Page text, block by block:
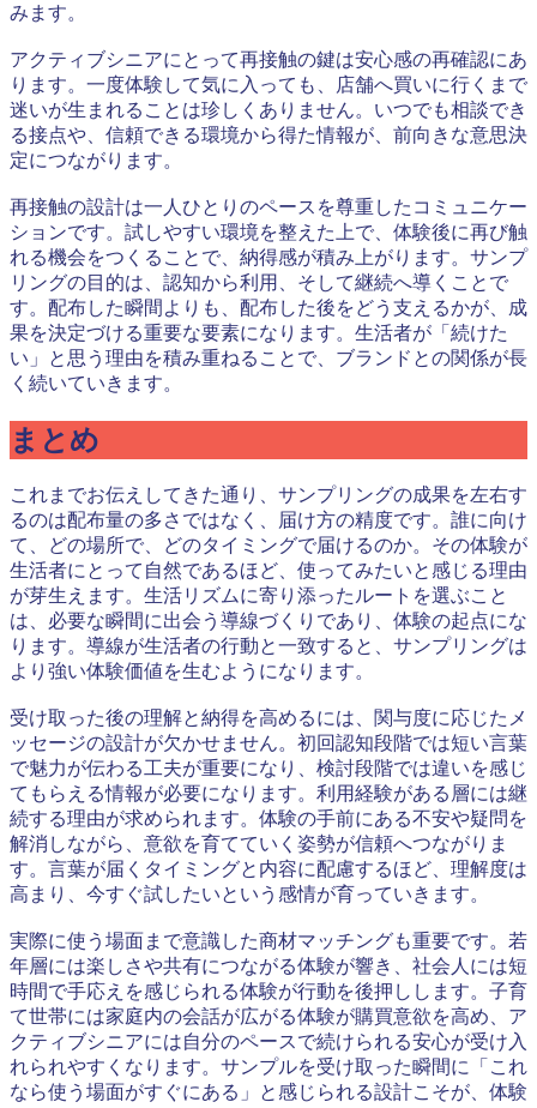
みます。
アクティブシニアにとって再接触の鍵は安心感の再確認にあ
ります。一度体験して気に入っても、店舗へ買いに行くまで
迷いが生まれることは珍しくありません。いつでも相談でき
る接点や、信頼できる環境から得た情報が、前向きな意思決
定につながります。
再接触の設計は一人ひとりのペースを尊重したコミュニケー
ションです。試しやすい環境を整えた上で、体験後に再び触
れる機会をつくることで、納得感が積み上がります。サンプ
リングの目的は、認知から利用、そして継続へ導くことで
す。配布した瞬間よりも、配布した後をどう支えるかが、成
果を決定づける重要な要素になります。生活者が「続けた
い」と思う理由を積み重ねることで、ブランドとの関係が長
く続いていきます。
まとめ
これまでお伝えしてきた通り、サンプリングの成果を左右す
るのは配布量の多さではなく、届け方の精度です。誰に向け
て、どの場所で、どのタイミングで届けるのか。その体験が
生活者にとって自然であるほど、使ってみたいと感じる理由
が芽生えます。生活リズムに寄り添ったルートを選ぶこと
は、必要な瞬間に出会う導線づくりであり、体験の起点にな
ります。導線が生活者の行動と一致すると、サンプリングは
より強い体験価値を生むようになります。
受け取った後の理解と納得を高めるには、関与度に応じたメ
ッセージの設計が欠かせません。初回認知段階では短い言葉
で魅力が伝わる工夫が重要になり、検討段階では違いを感じ
てもらえる情報が必要になります。利用経験がある層には継
続する理由が求められます。体験の手前にある不安や疑問を
解消しながら、意欲を育てていく姿勢が信頼へつながりま
す。言葉が届くタイミングと内容に配慮するほど、理解度は
高まり、今すぐ試したいという感情が育っていきます。
実際に使う場面まで意識した商材マッチングも重要です。若
年層には楽しさや共有につながる体験が響き、社会人には短
時間で手応えを感じられる体験が行動を後押しします。子育
て世帯には家庭内の会話が広がる体験が購買意欲を高め、ア
クティブシニアには自分のペースで続けられる安心が受け入
れられやすくなります。サンプルを受け取った瞬間に「これ
なら使う場面がすぐにある」と感じられる設計こそが、体験